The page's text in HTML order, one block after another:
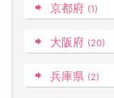
京都府 (1)
大阪府 (20)
兵庫県 (2)